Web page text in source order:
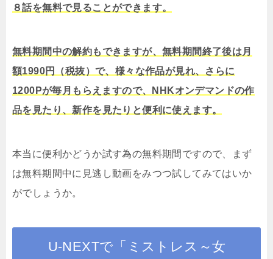
８話を無料で見ることができます。
無料期間中の解約もできますが、無料期間終了後は月
額1990円（税抜）で、様々な作品が見れ、さらに
1200Pが毎月もらえますので、NHKオンデマンドの作
品を見たり、新作を見たりと便利に使えます。
本当に便利かどうか試す為の無料期間ですので、まず
は無料期間中に見逃し動画をみつつ試してみてはいか
がでしょうか。
U-NEXTで「ミストレス～女